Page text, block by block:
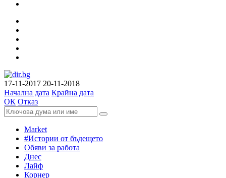
17-11-2017 20-11-2018
Начална дата Крайна дата
ОК Отказ
Market
#Истории от бъдещето
Обяви за работа
Днес
Лайф
Корнер